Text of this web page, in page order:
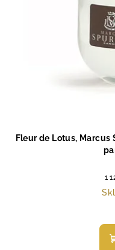
Fleur de Lotus,
1